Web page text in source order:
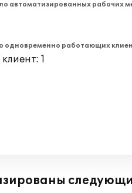
автоматизированных рабочих
одновременно работающих
1